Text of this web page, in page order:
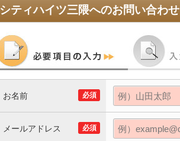
シティハイツ三隈へのお問い合わせ
必須
お名前
必須
メールアドレス